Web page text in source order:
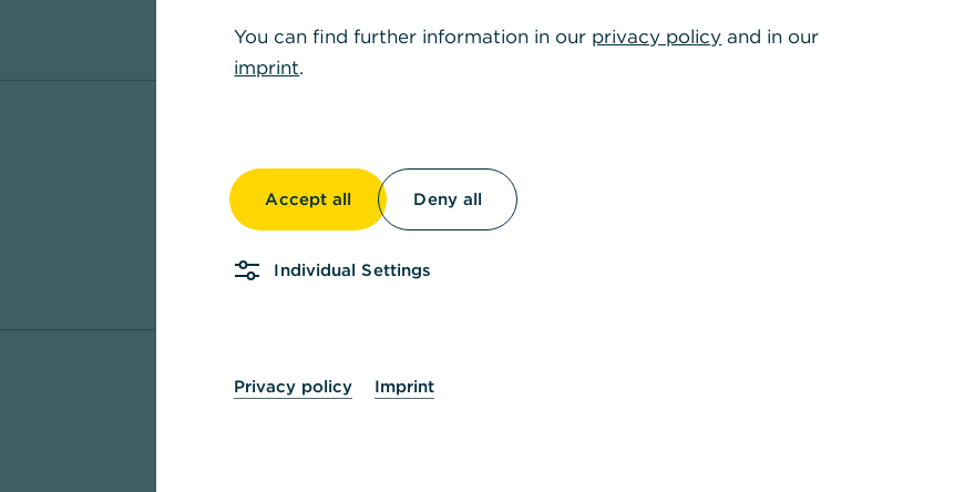
You can find further information in our privacy policy and in our
imprint.
Accept all Deny all
Individual Settings
Privacy policy Imprint